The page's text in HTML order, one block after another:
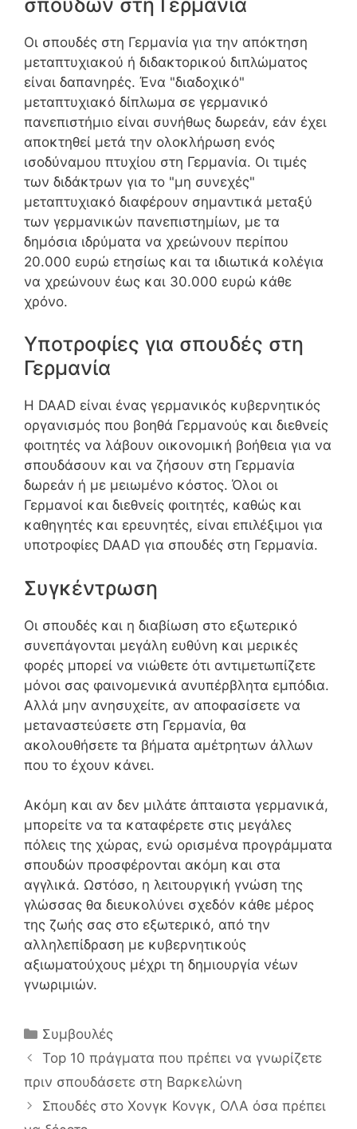
Οι σπουδές στη Γερμανία για την απόκτηση
μεταπτυχιακού ή διδακτορικού διπλώματος
είναι δαπανηρές. Ένα "διαδοχικό"
μεταπτυχιακό δίπλωμα σε γερμανικό
πανεπιστήμιο είναι συνήθως δωρεάν, εάν έχει
αποκτηθεί μετά την ολοκλήρωση ενός
ισοδύναμου πτυχίου στη Γερμανία. Οι τιμές
των διδάκτρων για το "μη συνεχές"
μεταπτυχιακό διαφέρουν σημαντικά μεταξύ
των γερμανικών πανεπιστημίων, με τα
δημόσια ιδρύματα να χρεώνουν περίπου
20.000 ευρώ ετησίως και τα ιδιωτικά κολέγια
να χρεώνουν έως και 30.000 ευρώ κάθε
χρόνο.
Υποτροφίες για σπουδές στη
Γερμανία
Η DAAD είναι ένας γερμανικός κυβερνητικός
οργανισμός που βοηθά Γερμανούς και διεθνείς
φοιτητές να λάβουν οικονομική βοήθεια για να
σπουδάσουν και να ζήσουν στη Γερμανία
δωρεάν ή με μειωμένο κόστος. Όλοι οι
Γερμανοί και διεθνείς φοιτητές, καθώς και
καθηγητές και ερευνητές, είναι επιλέξιμοι για
υποτροφίες DAAD για σπουδές στη Γερμανία.
Συγκέντρωση
Οι σπουδές και η διαβίωση στο εξωτερικό
συνεπάγονται μεγάλη ευθύνη και μερικές
φορές μπορεί να νιώθετε ότι αντιμετωπίζετε
μόνοι σας φαινομενικά ανυπέρβλητα εμπόδια.
Αλλά μην ανησυχείτε, αν αποφασίσετε να
μεταναστεύσετε στη Γερμανία, θα
ακολουθήσετε τα βήματα αμέτρητων άλλων
που το έχουν κάνει.
Ακόμη και αν δεν μιλάτε άπταιστα γερμανικά,
μπορείτε να τα καταφέρετε στις μεγάλες
πόλεις της χώρας, ενώ ορισμένα προγράμματα
σπουδών προσφέρονται ακόμη και στα
αγγλικά. Ωστόσο, η λειτουργική γνώση της
γλώσσας θα διευκολύνει σχεδόν κάθε μέρος
της ζωής σας στο εξωτερικό, από την
αλληλεπίδραση με κυβερνητικούς
αξιωματούχους μέχρι τη δημιουργία νέων
γνωριμιών.
Κατηγορίες
Συμβουλές
Top 10 πράγματα που πρέπει να γνωρίζετε
πριν σπουδάσετε στη Βαρκελώνη
Σπουδές στο Χονγκ Κονγκ, ΟΛΑ όσα πρέπει